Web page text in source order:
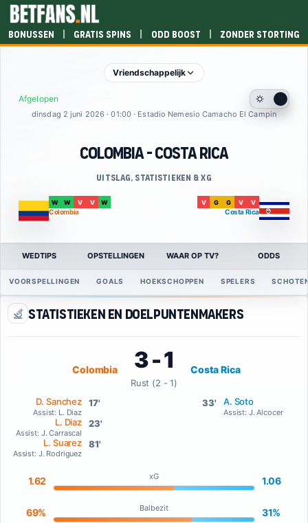
Bonussen | Gratis spins | Odd boost | Zonder storting
Vriendschappelijk
Afgelopen
dinsdag 2 juni 2026 · 01:00 · Estadio Nemesio Camacho El Campin
W W V V W
Colombia
Colombia - Costa Rica
Uitslag, statistieken & xG
V G G V V
Costa Rica
WEDTIPS OPSTELLINGEN WAAR OP TV? ODDS
VOORSPELLINGEN GOALS HOEKSCHOPPEN SPELERS
Statistieken en doelpuntenmakers
Colombia
17'
D. Sanchez
Assist: L. Diaz
23'
L. Diaz
Assist: J. Carrascal
81'
L. Suarez
Assist: J. Rodriguez
3 - 1
Rust (2 - 1)
Costa Rica
33' A. Soto
Assist: J. Alcocer
1.62 xG 1.06
69% Balbezit 31%